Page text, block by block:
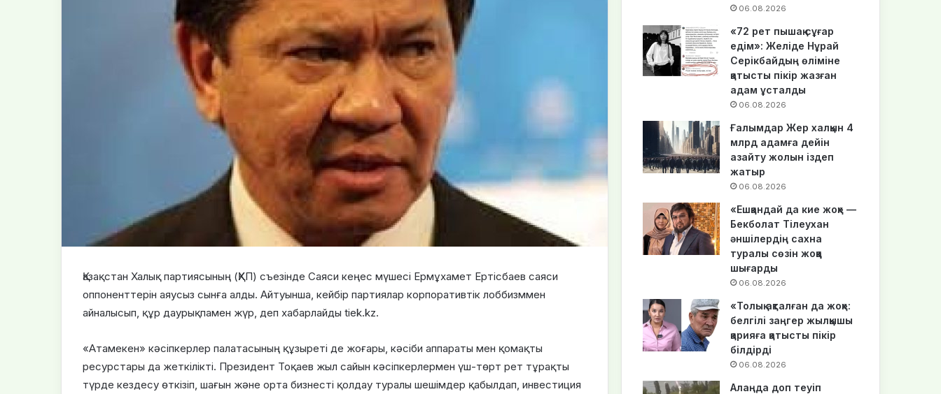
Қазақстан Халық партиясының (ҚХП) съезінде Саяси кеңес мүшесі Ермұхамет Ертісбаев саяси
оппоненттерін аяусыз сынға алды. Айтуынша, кейбір партиялар корпоративтік лоббизммен
айналысып, құр даурықпамен жүр, деп хабарлайды tiek.kz.
«Атамекен» кәсіпкерлер палатасының құзыреті де жоғары, кәсіби аппараты мен қомақты
ресурстары да жеткілікті. Президент Тоқаев жыл сайын кәсіпкерлермен үш-төрт рет тұрақты
түрде кездесу өткізіп, шағын және орта бизнесті қолдау туралы шешімдер қабылдап, инвестиция
06.08.2026
«72 рет пышақ сұғар
едім»: Желіде Нұрай
Серікбайдың өліміне
қатысты пікір жазған
адам ұсталды
06.08.2026
Ғалымдар Жер халқын 4
млрд адамға дейін
азайту жолын іздеп
жатыр
06.08.2026
«Ешқандай да кие жоқ» —
Бекболат Тілеухан
әншілердің сахна
туралы сөзін жоққа
шығарды
06.08.2026
«Толық ақталған да жоқ»:
белгілі заңгер жылқышы
қарияға қатысты пікір
білдірді
06.08.2026
Алаңда доп теуіп